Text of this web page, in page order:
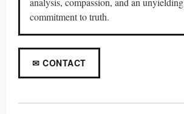
commitment to truth.
✉ CONTACT